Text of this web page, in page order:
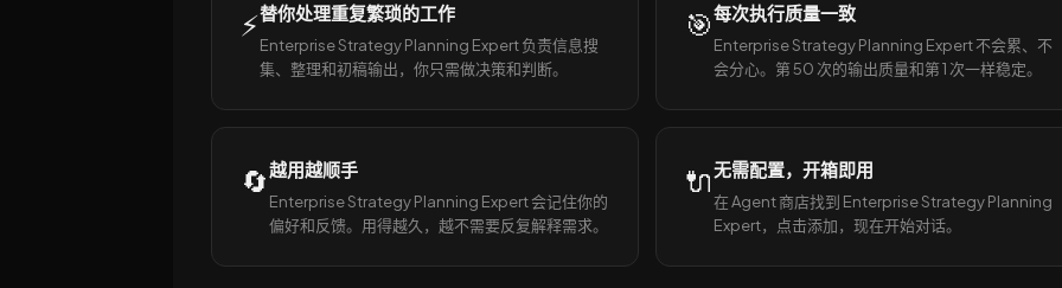
⚡替你处理重复繁琐的工作
Enterprise Strategy Planning Expert 负责信息搜
集、整理和初稿输出，你只需做决策和判断。
🎯每次执行质量一致
Enterprise Strategy Planning Expert 不会累、不
会分心。第 50 次的输出质量和第 1 次一样稳定。
🔄越用越顺手
Enterprise Strategy Planning Expert 会记住你的
偏好和反馈。用得越久，越不需要反复解释需求。
🔌无需配置，开箱即用
在 Agent 商店找到 Enterprise Strategy Planning
Expert，点击添加，现在开始对话。